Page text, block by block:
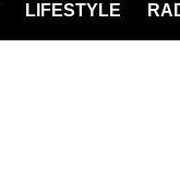
LIFESTYLE